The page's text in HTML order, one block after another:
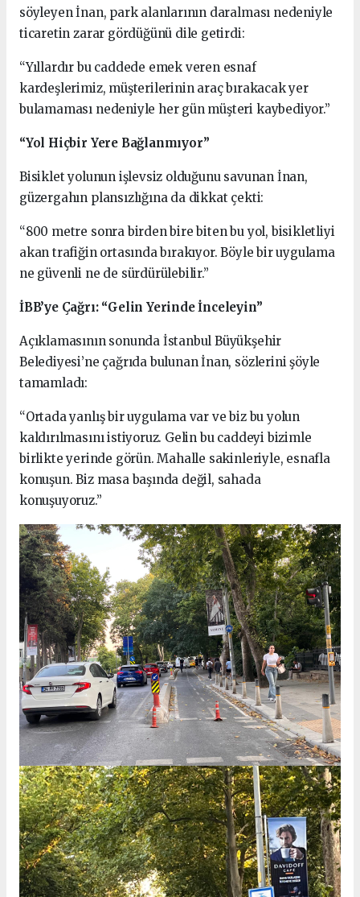
söyleyen İnan, park alanlarının daralması nedeniyle
ticaretin zarar gördüğünü dile getirdi:
“Yıllardır bu caddede emek veren esnaf
kardeşlerimiz, müşterilerinin araç bırakacak yer
bulamaması nedeniyle her gün müşteri kaybediyor.”
“Yol Hiçbir Yere Bağlanmıyor”
Bisiklet yolunun işlevsiz olduğunu savunan İnan,
güzergahın plansızlığına da dikkat çekti:
“800 metre sonra birden bire biten bu yol, bisikletliyi
akan trafiğin ortasında bırakıyor. Böyle bir uygulama
ne güvenli ne de sürdürülebilir.”
İBB’ye Çağrı: “Gelin Yerinde İnceleyin”
Açıklamasının sonunda İstanbul Büyükşehir
Belediyesi’ne çağrıda bulunan İnan, sözlerini şöyle
tamamladı:
“Ortada yanlış bir uygulama var ve biz bu yolun
kaldırılmasını istiyoruz. Gelin bu caddeyi bizimle
birlikte yerinde görün. Mahalle sakinleriyle, esnafla
konuşun. Biz masa başında değil, sahada
konuşuyoruz.”